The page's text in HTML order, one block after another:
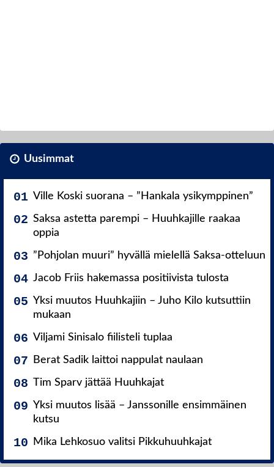
Uusimmat
Ville Koski suorana – ”Hankala ysikymppinen”
Saksa astetta parempi – Huuhkajille raakaa
oppia
”Pohjolan muuri” hyvällä mielellä Saksa-otteluun
Jacob Friis hakemassa positiivista tulosta
Yksi muutos Huuhkajiin – Juho Kilo kutsuttiin
mukaan
Viljami Sinisalo fiilisteli tuplaa
Berat Sadik laittoi nappulat naulaan
Tim Sparv jättää Huuhkajat
Yksi muutos lisää – Janssonille ensimmäinen
kutsu
Mika Lehkosuo valitsi Pikkuhuuhkajat